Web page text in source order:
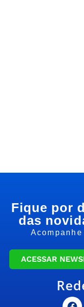
Fique por
das
ACESSAR